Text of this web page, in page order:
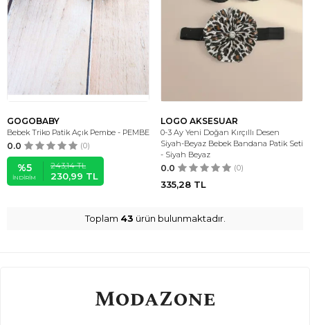
GOGOBABY
Bebek Triko Patik Açık Pembe - PEMBE
0.0 (0)
%5
İNDIRIM
243,14TL
230,99 TL
LOGO AKSESUAR
0-3 Ay Yeni Doğan Kırçıllı Desen
Siyah-Beyaz Bebek Bandana Patik Seti
- Siyah Beyaz
0.0 (0)
335,28 TL
Toplam 43 ürün bulunmaktadır.